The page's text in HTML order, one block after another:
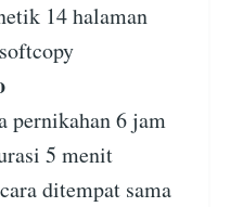
14 halaman
pernikahan 6 jam
5 menit
ditempat sama